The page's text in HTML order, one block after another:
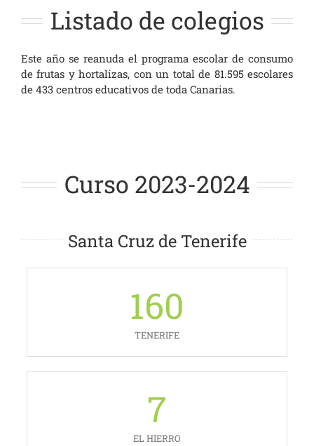
Listado de colegios
Este año se reanuda el programa escolar de consumo
de frutas y hortalizas, con un total de 81.595 escolares
de 433 centros educativos de toda Canarias.
Curso 2023-2024
Santa Cruz de Tenerife
160
TENERIFE
7
EL HIERRO